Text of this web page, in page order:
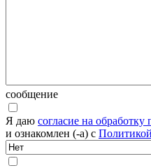
сообщение
Я даю согласие на
и ознакомлен (-а) с